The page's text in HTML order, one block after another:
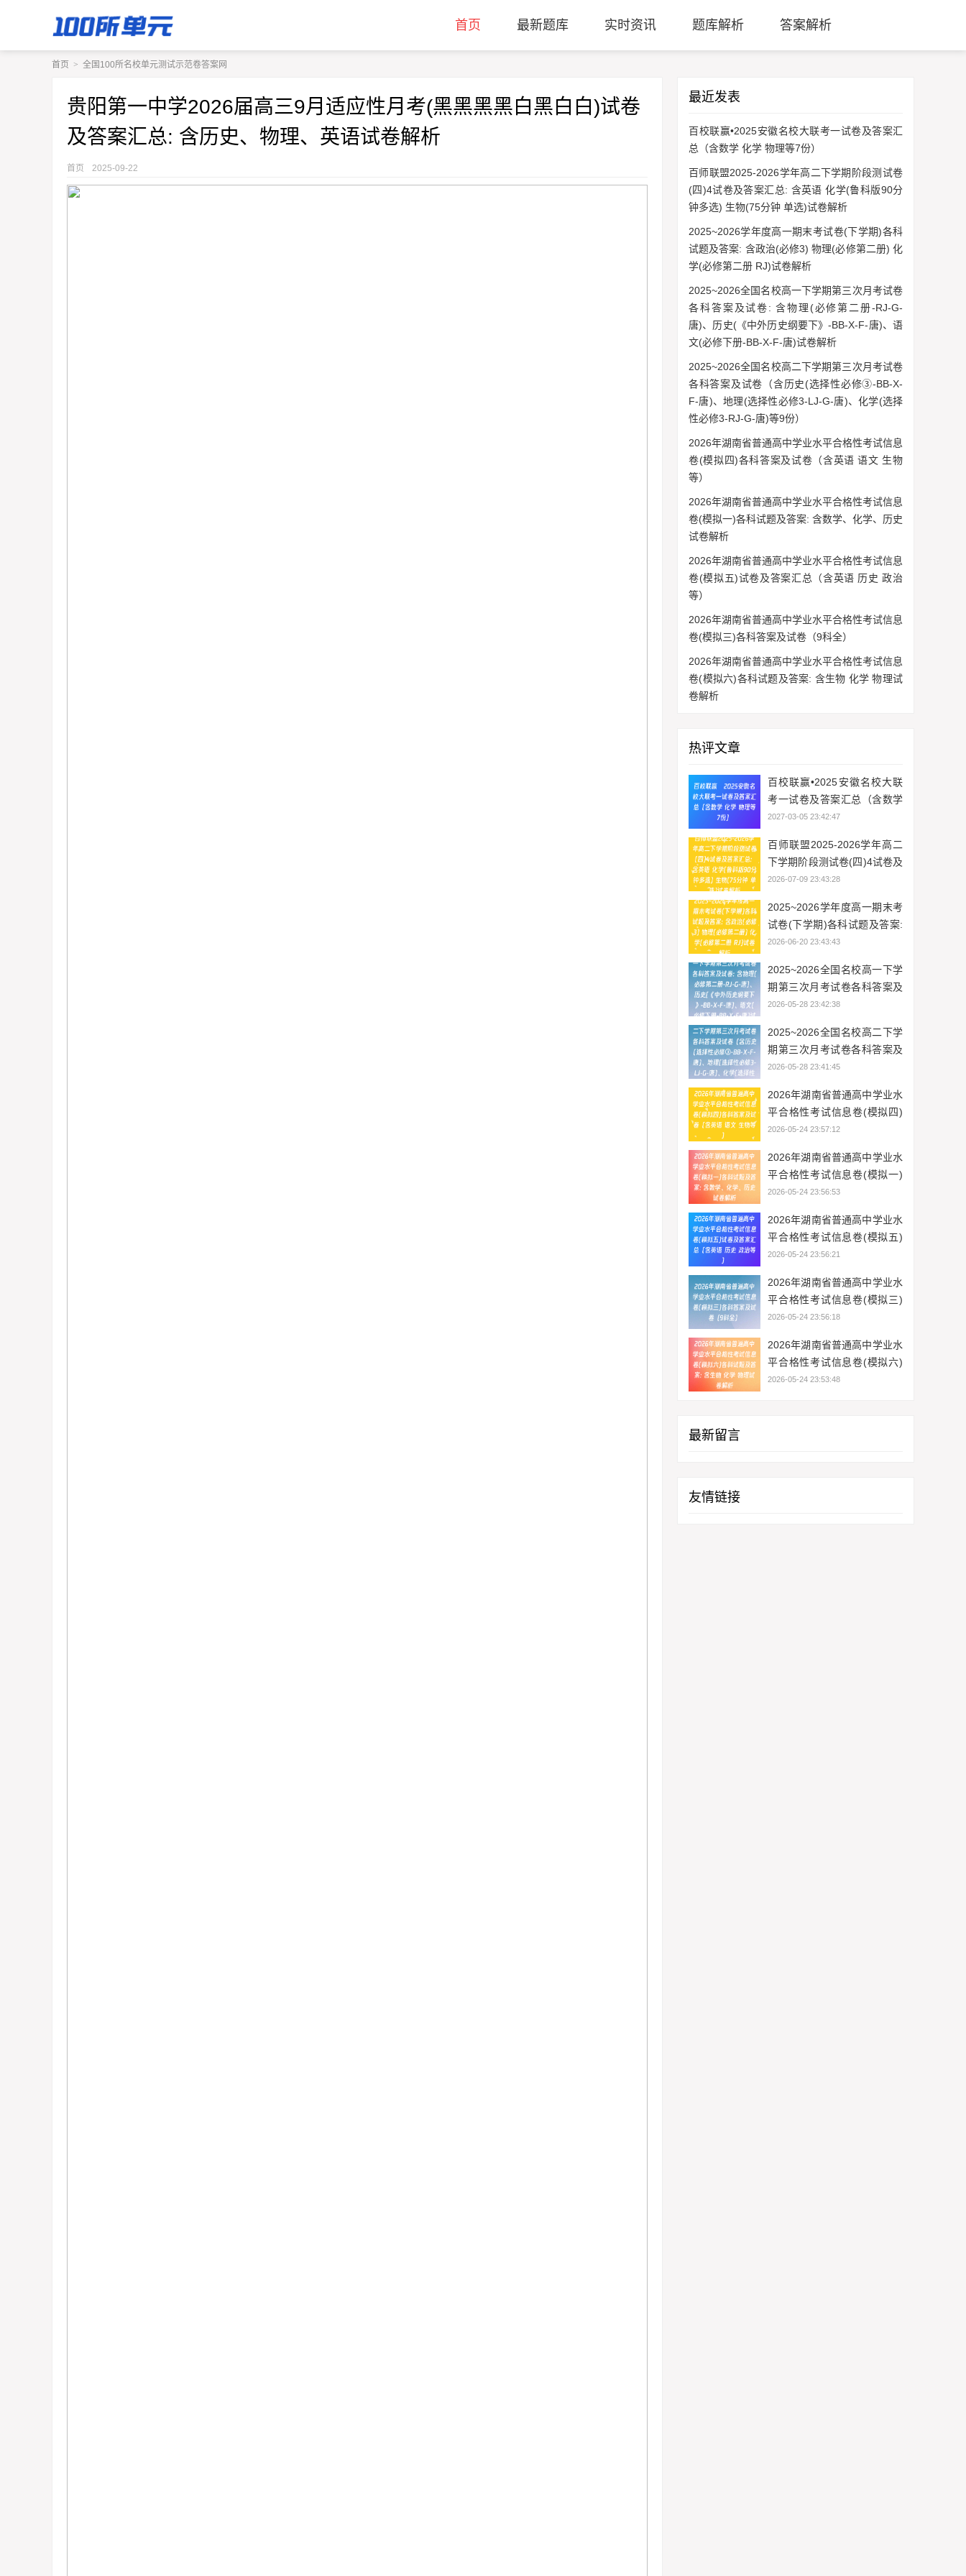
首页 最新题库 实时资讯 题库解析 答案解析
首页 > 全国100所名校单元测试示范卷答案网
贵阳第一中学2026届高三9月适应性月考(黑黑黑黑白黑白白)试卷
及答案汇总: 含历史、物理、英语试卷解析
首页 2025-09-22
最近发表
百校联赢•2025安徽名校大联考一试卷及答案汇
总（含数学 化学 物理等7份）
百师联盟2025-2026学年高二下学期阶段测试卷
(四)4试卷及答案汇总: 含英语 化学(鲁科版90分
钟多选) 生物(75分钟 单选)试卷解析
2025~2026学年度高一期末考试卷(下学期)各科
试题及答案: 含政治(必修3) 物理(必修第二册) 化
学(必修第二册 RJ)试卷解析
2025~2026全国名校高一下学期第三次月考试卷
各科答案及试卷: 含物理(必修第二册-RJ-G-
唐)、历史(《中外历史纲要下》-BB-X-F-唐)、语
文(必修下册-BB-X-F-唐)试卷解析
2025~2026全国名校高二下学期第三次月考试卷
各科答案及试卷（含历史(选择性必修③-BB-X-
F-唐)、地理(选择性必修3-LJ-G-唐)、化学(选择
性必修3-RJ-G-唐)等9份）
2026年湖南省普通高中学业水平合格性考试信息
卷(模拟四)各科答案及试卷（含英语 语文 生物
等）
2026年湖南省普通高中学业水平合格性考试信息
卷(模拟一)各科试题及答案: 含数学、化学、历史
试卷解析
2026年湖南省普通高中学业水平合格性考试信息
卷(模拟五)试卷及答案汇总（含英语 历史 政治
等）
2026年湖南省普通高中学业水平合格性考试信息
卷(模拟三)各科答案及试卷（9科全）
2026年湖南省普通高中学业水平合格性考试信息
卷(模拟六)各科试题及答案: 含生物 化学 物理试
卷解析
热评文章
百校联赢•2025安徽名校大联
考一试卷及答案汇总（含数学
化学 物理等7份）
2027-03-05 23:42:47
百师联盟2025-2026学年高二
下学期阶段测试卷(四)4试卷及
答案汇总: 含英语 化学(鲁科版
选)试卷解析
2026-07-09 23:43:28
2025~2026学年度高一期末考
试卷(下学期)各科试题及答案:
含政治(必修3) 物理(必修第二
解析
2026-06-20 23:43:43
2025~2026全国名校高一下学
期第三次月考试卷各科答案及
试卷: 含物理(必修第二册-RJ-
下》-BB-X-F-唐)、语文(必修
下册-BB-X-F-唐)试卷解析
2026-05-28 23:42:38
2025~2026全国名校高二下学
期第三次月考试卷各科答案及
试卷（含历史(选择性必修③-
3-LJ-G-唐)、化学(选择性必修
3-RJ-G-唐)等9份）
2026-05-28 23:41:45
2026年湖南省普通高中学业水
平合格性考试信息卷(模拟四)
各科答案及试卷（含英语 语文
2026-05-24 23:57:12
2026年湖南省普通高中学业水
平合格性考试信息卷(模拟一)
各科试题及答案: 含数学、化
2026-05-24 23:56:53
2026年湖南省普通高中学业水
平合格性考试信息卷(模拟五)
试卷及答案汇总（含英语 历史
2026-05-24 23:56:21
2026年湖南省普通高中学业水
平合格性考试信息卷(模拟三)
各科答案及试卷（9科全）
2026-05-24 23:56:18
2026年湖南省普通高中学业水
平合格性考试信息卷(模拟六)
各科试题及答案: 含生物 化学
2026-05-24 23:53:48
最新留言
友情链接